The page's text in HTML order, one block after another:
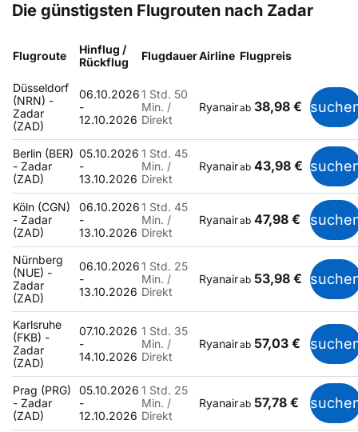
Die günstigsten Flugrouten nach Zadar
Flugroute
Hinflug /
Rückflug
FlugdauerAirline Flugpreis
Düsseldorf
(NRN) -
Zadar
(ZAD)
06.10.2026
-
12.10.2026
1 Std. 50
Min. /
Direkt
Ryanairab 38,98 €
Berlin (BER)
- Zadar
(ZAD)
05.10.2026
-
13.10.2026
1 Std. 45
Min. /
Direkt
Ryanairab 43,98 €
Köln (CGN)
- Zadar
(ZAD)
06.10.2026
-
13.10.2026
1 Std. 45
Min. /
Direkt
Ryanairab 47,98 €
Nürnberg
(NUE) -
Zadar
(ZAD)
06.10.2026
-
13.10.2026
1 Std. 25
Min. /
Direkt
Ryanairab 53,98 €
Karlsruhe
(FKB) -
Zadar
(ZAD)
07.10.2026
-
14.10.2026
1 Std. 35
Min. /
Direkt
Ryanairab 57,03 €
Prag (PRG)
- Zadar
(ZAD)
05.10.2026
-
12.10.2026
1 Std. 25
Min. /
Direkt
Ryanairab 57,78 €